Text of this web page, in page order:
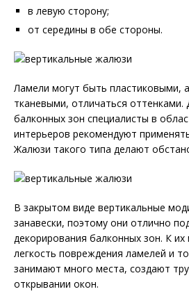
в левую сторону;
от середины в обе стороны.
Ламели могут быть пластиковыми,
тканевыми, отличаться оттенками.
балконных зон специалисты в
интерьеров рекомендуют
Жалюзи такого типа делают
В закрытом виде вертикальные
занавески, поэтому они отлично
декорирования балконных зон. К
легкость повреждения ламелей и
занимают много места, создают
открывании окон.